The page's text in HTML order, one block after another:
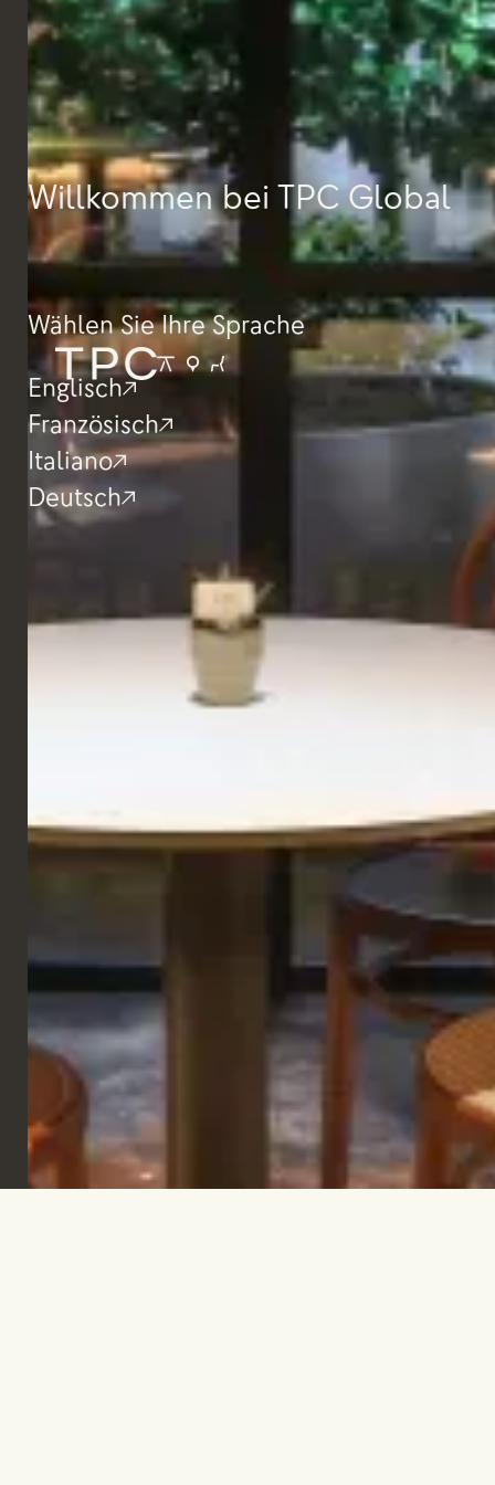
Willkommen bei TPC Global
Wählen Sie Ihre Sprache
Englisch
Französisch
Italiano
Deutsch